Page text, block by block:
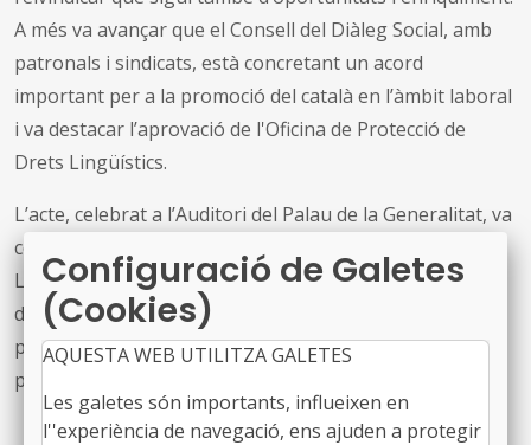
A més va avançar que el Consell del Diàleg Social, amb
patronals i sindicats, està concretant un acord
important per a la promoció del català en l’àmbit laboral
i va destacar l’aprovació de l'Oficina de Protecció de
Drets Lingüístics.
L’acte, celebrat a l’Auditori del Palau de la Generalitat, va
comptar amb l’exposició del conseller de Política
Lingüística, F. Xavier Vila i Moreno, davant dels signants
del Pacte i representants de la societat civil. El balanç
presentat constata que 123 de les 206 mesures
previstes ja s’han completat.
Configuració de Galetes
(Cookies)
AQUESTA WEB UTILITZA GALETES
Les galetes són importants, influeixen en
l''experiència de navegació, ens ajuden a protegir